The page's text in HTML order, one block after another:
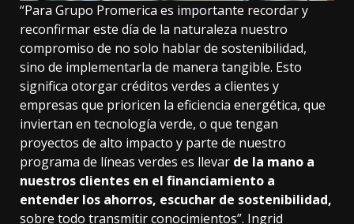
“Para Grupo Promerica es importante recordar y
reconfirmar este día de la naturaleza nuestro
compromiso de no solo hablar de sostenibilidad,
sino de implementarla de manera tangible. Esto
significa otorgar créditos verdes a clientes y
empresas que prioricen la eficiencia energética, que
inviertan en tecnología verde, o que tengan
proyectos de alto impacto y parte de nuestro
programa de líneas verdes es llevar de la mano a
nuestros clientes en el financiamiento a
entender los ahorros, escuchar de sostenibilidad,
sobre todo transmitir conocimientos”. Ingrid